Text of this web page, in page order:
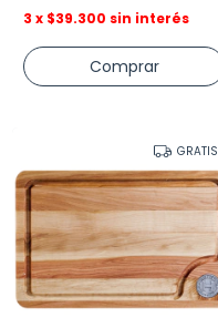
3 x $39.300 sin interés
GRATIS